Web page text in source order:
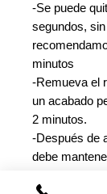
-Se puede
segundos,
minutos
-Remueva el
un acabado
2 minutos.
-Después de
debe